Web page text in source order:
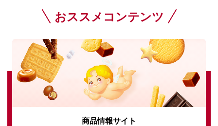
おススメコンテンツ
商品情報サイト